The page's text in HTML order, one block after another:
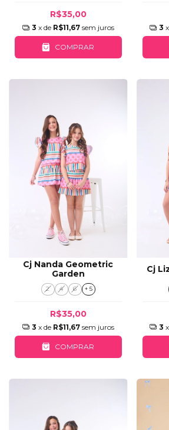
R$35,00
3 x de R$11,67 sem juros
COMPRAR
3
Cj Nanda Geometric
Garden
2 4 6 + 5
R$35,00
3 x de R$11,67 sem juros
COMPRAR
Cj
3